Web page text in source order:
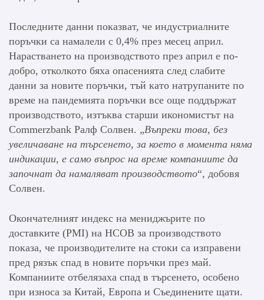
Последните данни показват, че индустриалните
поръчки са намалели с 0,4% през месец април.
Нарастването на производството през април е по-
добро, отколкото бяха опасенията след слабите
данни за новите поръчки, тъй като натрупаните по
време на пандемията поръчки все още поддържат
производството, изтъква старши икономистът на
Commerzbank Ралф Солвен. „Въпреки това, без
увеличаване на търсенето, за което в момента няма
индикации, е само въпрос на време компаниите да
започнат да намаляват производството“, добовя
Солвен.
Окончателният индекс на мениджърите по
доставките (PMI) на HCOB за производството
показа, че производителите на стоки са изправени
пред рязък спад в новите поръчки през май.
Компаниите отбелязаха спад в търсенето, особено
при износа за Китай, Европа и Съединените щати.